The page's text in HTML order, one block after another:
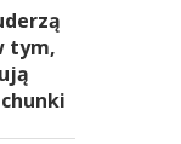
tym,